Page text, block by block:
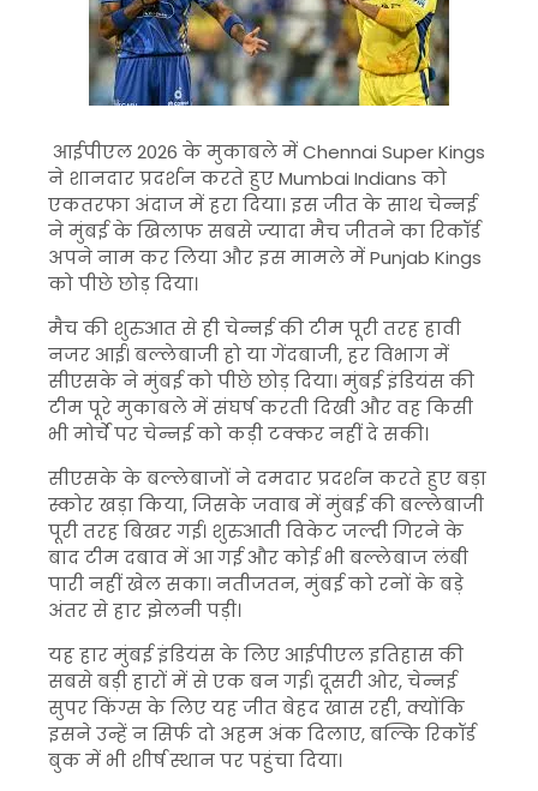
आईपीएल 2026 के मुकाबले मेंChennai Super Kings
ने शानदार प्रदर्शन करते हुएMumbai Indians को
एकतरफा अंदाज में हरा दिया। इस जीत के साथ चेन्नई
ने मुंबई के खिलाफ सबसे ज्यादा मैच जीतने का रिकॉर्ड
अपने नाम कर लिया और इस मामले मेंPunjab Kings
को पीछे छोड़ दिया।
मैच की शुरुआत से ही चेन्नई की टीम पूरी तरह हावी
नजर आई। बल्लेबाजी हो या गेंदबाजी, हर विभाग में
सीएसके ने मुंबई को पीछे छोड़ दिया। मुंबई इंडियंस की
टीम पूरे मुकाबले में संघर्ष करती दिखी और वह किसी
भी मोर्चे पर चेन्नई को कड़ी टक्कर नहीं दे सकी।
सीएसके के बल्लेबाजों ने दमदार प्रदर्शन करते हुए बड़ा
स्कोर खड़ा किया, जिसके जवाब में मुंबई की बल्लेबाजी
पूरी तरह बिखर गई। शुरुआती विकेट जल्दी गिरने के
बाद टीम दबाव में आ गई और कोई भी बल्लेबाज लंबी
पारी नहीं खेल सका। नतीजतन, मुंबई को रनों के बड़े
अंतर से हार झेलनी पड़ी।
यह हार मुंबई इंडियंस के लिए आईपीएल इतिहास की
सबसे बड़ी हारों में से एक बन गई। दूसरी ओर, चेन्नई
सुपर किंग्स के लिए यह जीत बेहद खास रही, क्योंकि
इसने उन्हें न सिर्फ दो अहम अंक दिलाए, बल्कि रिकॉर्ड
बुक में भी शीर्ष स्थान पर पहुंचा दिया।